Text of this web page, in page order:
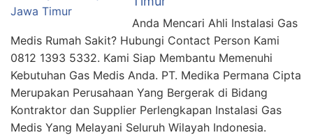
Anda Mencari Ahli Instalasi Gas
Medis Rumah Sakit? Hubungi Contact Person Kami
0812 1393 5332. Kami Siap Membantu Memenuhi
Kebutuhan Gas Medis Anda. PT. Medika Permana Cipta
Merupakan Perusahaan Yang Bergerak di Bidang
Kontraktor dan Supplier Perlengkapan Instalasi Gas
Medis Yang Melayani Seluruh Wilayah Indonesia.